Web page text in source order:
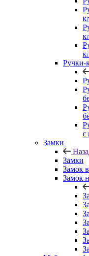
Ручки-
с
Замки
Замки
Замок
Замок